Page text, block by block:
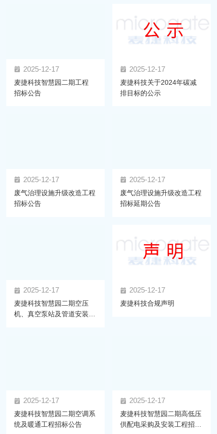
2025-12-17
麦捷科技智慧园二期工程
招标公告
2025-12-17
麦捷科技关于2024年碳减
排目标的公示
2025-12-17
废气治理设施升级改造工程
招标公告
2025-12-17
废气治理设施升级改造工程
招标延期公告
2025-12-17
麦捷科技智慧园二期空压
机、真空泵站及管道安装工
2025-12-17
麦捷科技合规声明
2025-12-17
麦捷科技智慧园二期空调系
统及暖通工程招标公告
2025-12-17
麦捷科技智慧园二期高低压
供配电采购及安装工程招标